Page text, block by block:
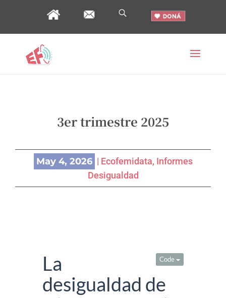
3er trimestre 2025
May 4, 2026 | Ecofemidata, Informes
Desigualdad